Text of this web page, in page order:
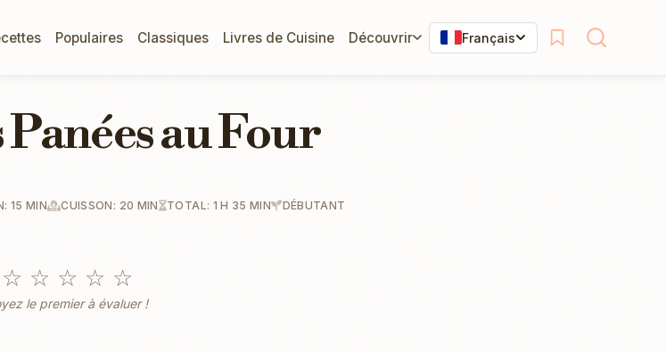
Populaires Classiques Livres de Cuisine Découvrir Français
au Four
15 MIN CUISSON: 20 MIN TOTAL: 1 H 35 MIN DÉBUTANT
☆ ☆ ☆ ☆ ☆
le premier à évaluer !